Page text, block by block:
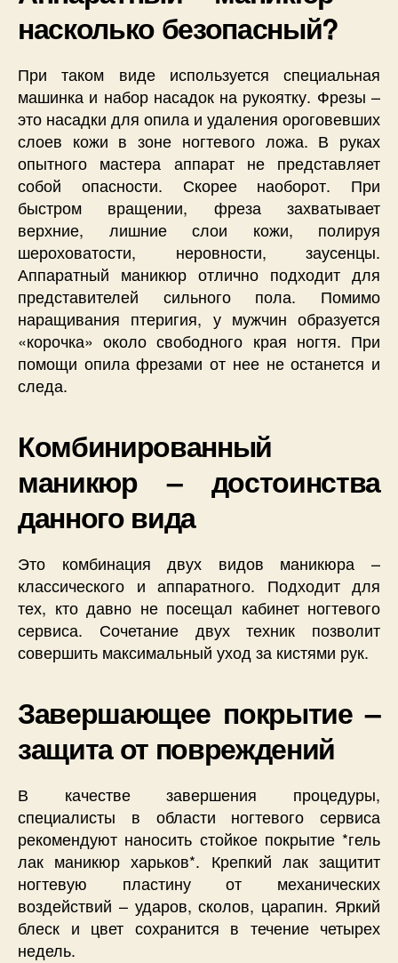
насколько безопасный?
При таком виде используется специальная
машинка и набор насадок на рукоятку. Фрезы –
это насадки для опила и удаления ороговевших
слоев кожи в зоне ногтевого ложа. В руках
опытного мастера аппарат не представляет
собой опасности. Скорее наоборот. При
быстром вращении, фреза захватывает
верхние, лишние слои кожи, полируя
шероховатости, неровности, заусенцы.
Аппаратный маникюр отлично подходит для
представителей сильного пола. Помимо
наращивания птеригия, у мужчин образуется
«корочка» около свободного края ногтя. При
помощи опила фрезами от нее не останется и
следа.
Комбинированный
маникюр – достоинства
данного вида
Это комбинация двух видов маникюра –
классического и аппаратного. Подходит для
тех, кто давно не посещал кабинет ногтевого
сервиса. Сочетание двух техник позволит
совершить максимальный уход за кистями рук.
Завершающее покрытие –
защита от повреждений
В качестве завершения процедуры,
специалисты в области ногтевого сервиса
рекомендуют наносить стойкое покрытие *гель
лак маникюр харьков*. Крепкий лак защитит
ногтевую пластину от механических
воздействий – ударов, сколов, царапин. Яркий
блеск и цвет сохранится в течение четырех
недель.